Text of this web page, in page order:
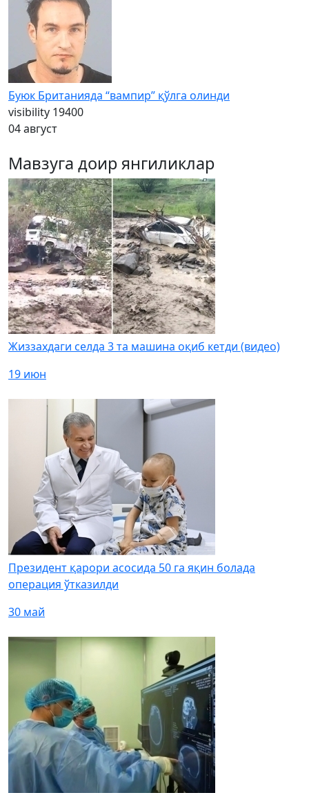
Буюк Британияда “вампир” қўлга олинди
visibility 19400
04 август
Мавзуга доир янгиликлар
Жиззахдаги селда 3 та машина оқиб кетди (видео)
19 июн
Президент қарори асосида 50 га яқин болада
операция ўтказилди
30 май